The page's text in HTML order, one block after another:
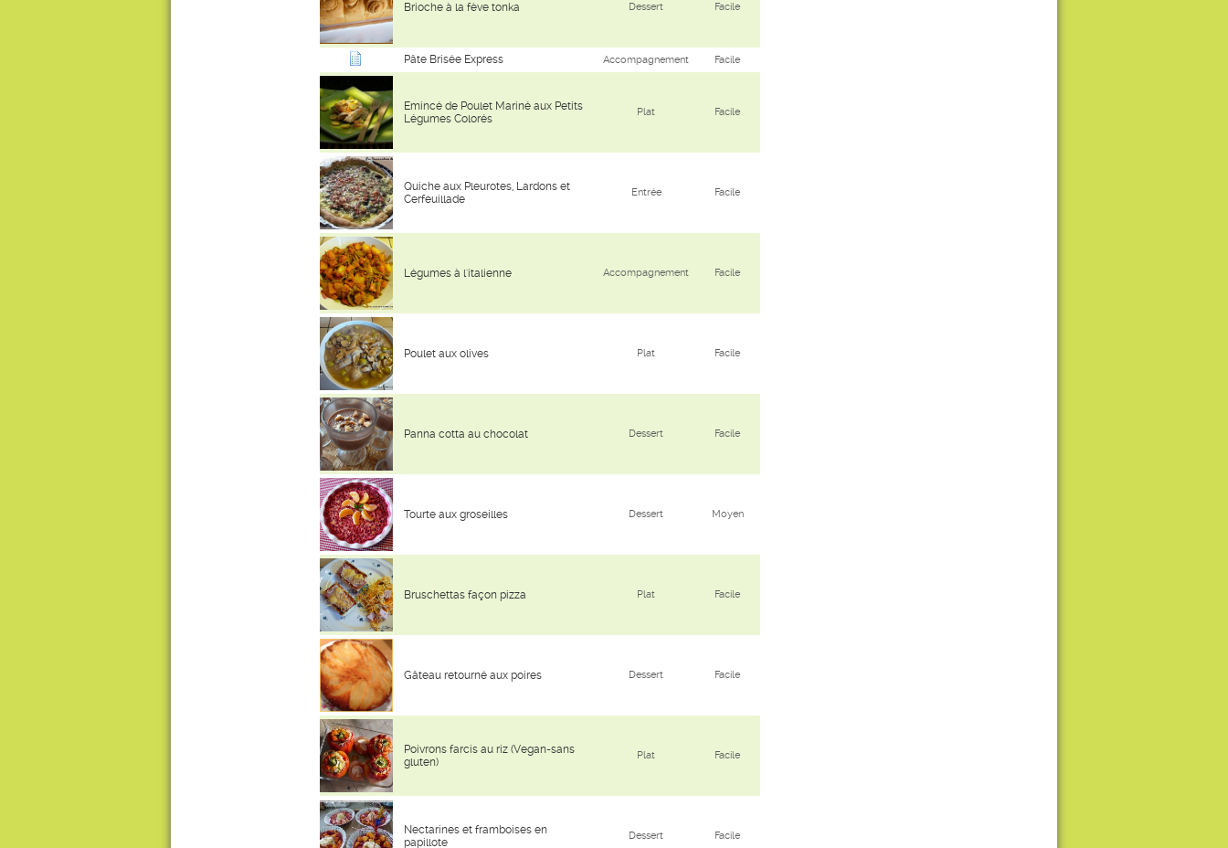
Brioche à la fève tonka Dessert Facile
Pâte Brisée Express Accompagnement Facile
Emincé de Poulet Mariné aux Petits
Légumes Colorés
Plat Facile
Quiche aux Pleurotes, Lardons et
Cerfeuillade
Entrée Facile
Légumes à l'italienne Accompagnement Facile
Poulet aux olives Plat Facile
Panna cotta au chocolat Dessert Facile
Tourte aux groseilles Dessert Moyen
Bruschettas façon pizza Plat Facile
Gâteau retourné aux poires Dessert Facile
Poivrons farcis au riz (Vegan-sans
gluten)
Plat Facile
Nectarines et framboises en
papillote
Dessert Facile